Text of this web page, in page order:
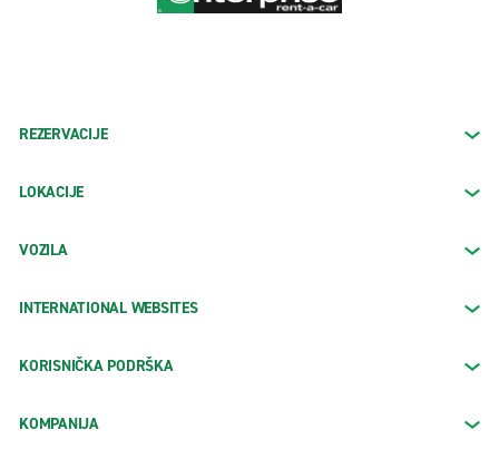
REZERVACIJE
LOKACIJE
VOZILA
INTERNATIONAL WEBSITES
KORISNIČKA PODRŠKA
KOMPANIJA